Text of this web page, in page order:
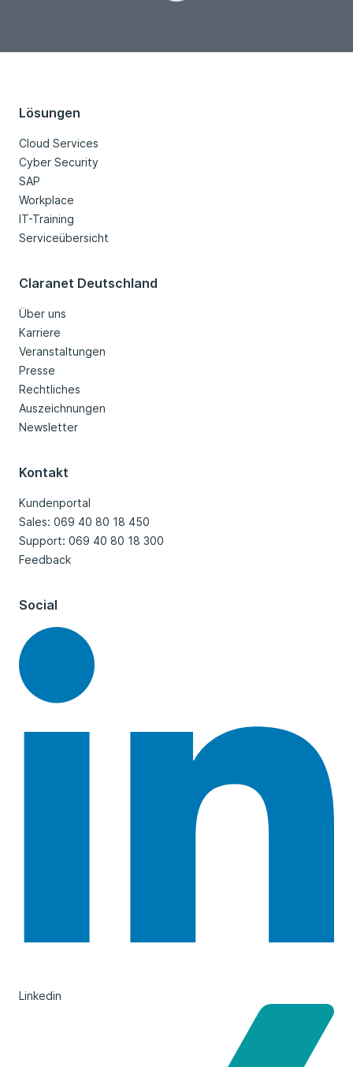
Lösungen
Cloud Services
Cyber Security
SAP
Workplace
IT-Training
Serviceübersicht
Claranet Deutschland
Über uns
Karriere
Veranstaltungen
Presse
Rechtliches
Auszeichnungen
Newsletter
Kontakt
Kundenportal
Sales: 069 40 80 18 450
Support: 069 40 80 18 300
Feedback
Social
Linkedin